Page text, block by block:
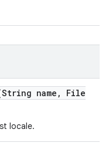
name ,
File
locale.